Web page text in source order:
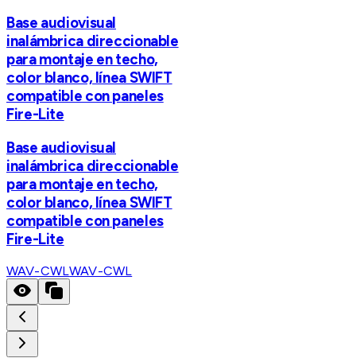
Base audiovisual
inalámbrica direccionable
para montaje en techo,
color blanco, línea SWIFT
compatible con paneles
Fire-Lite
Base audiovisual
inalámbrica direccionable
para montaje en techo,
color blanco, línea SWIFT
compatible con paneles
Fire-Lite
WAV-CWLWAV-CWL